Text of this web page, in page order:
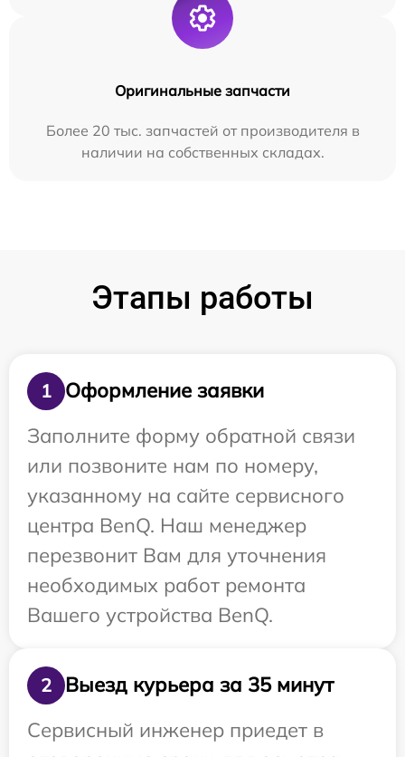
Оригинальные запчасти
Более 20 тыс. запчастей от производителя в
наличии на собственных складах.
Этапы работы
1
Оформление заявки
Заполните форму обратной связи
или позвоните нам по номеру,
указанному на сайте сервисного
центра BenQ. Наш менеджер
перезвонит Вам для уточнения
необходимых работ ремонта
Вашего устройства BenQ.
2
Выезд курьера за 35 минут
Сервисный инженер приедет в